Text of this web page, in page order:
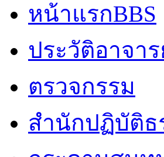
หน้าแรกBBS
ประวัติอาจาร
ตรวจกรรม
สำนักปฏิบัติธ